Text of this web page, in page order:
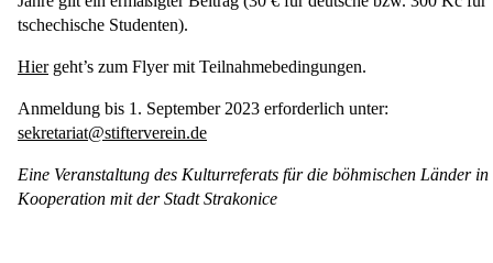
tschechische Studenten).
Hiergeht’s zum Flyer mit Teilnahmebedingungen.
Anmeldung bis 1. September 2023 erforderlich unter:
sekretariat@stifterverein.de
Eine Veranstaltung des Kulturreferats für die böhmischen Länder in
Kooperation mit der Stadt Strakonice